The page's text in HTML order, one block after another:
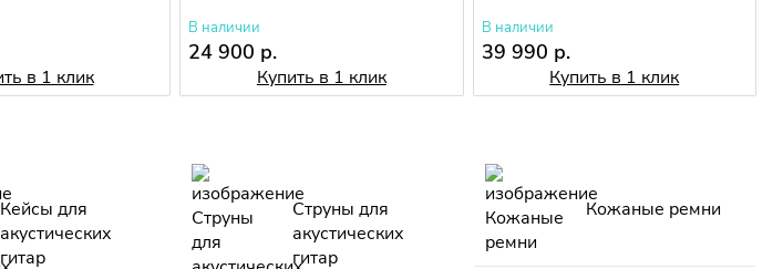
в 1 клик
В наличии
24 900 р.
Купить в 1 клик
В наличии
39 990 р.
Купить в 1 клик
Кейсы для
акустических
гитар
Струны для
акустических
гитар
Кожаные ремни